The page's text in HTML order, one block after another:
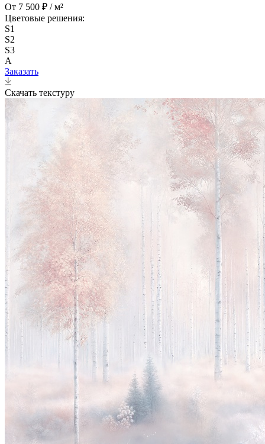
От 7 500 ₽ / м²
Цветовые решения:
S1
S2
S3
A
Заказать
Скачать текстуру